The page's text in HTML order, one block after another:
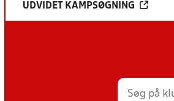
UDVIDET KAMPSØGNING